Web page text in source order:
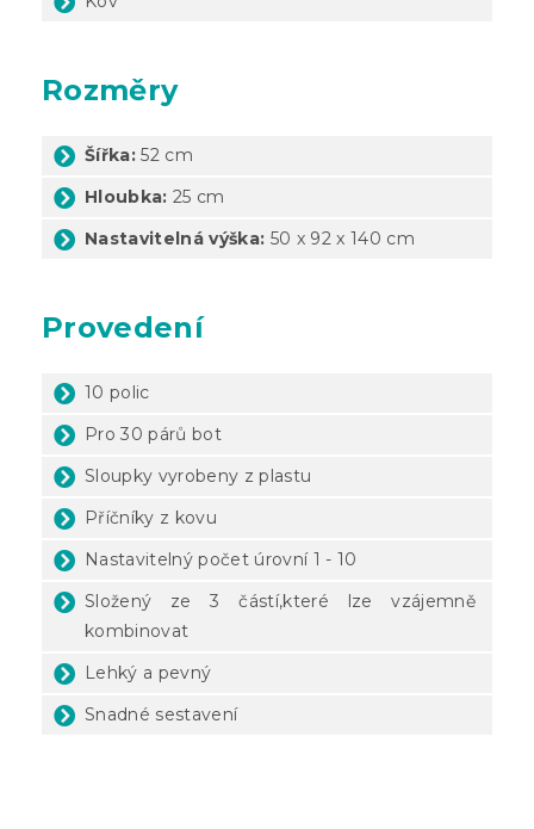
Rozměry
Šířka: 52 cm
Hloubka: 25 cm
Nastavitelná výška: 50 x 92 x 140 cm
Provedení
10 polic
Pro 30 párů bot
Sloupky vyrobeny z plastu
Příčníky z kovu
Nastavitelný počet úrovní 1 - 10
Složený ze 3 částí,které lze vzájemně
kombinovat
Lehký a pevný
Snadné sestavení